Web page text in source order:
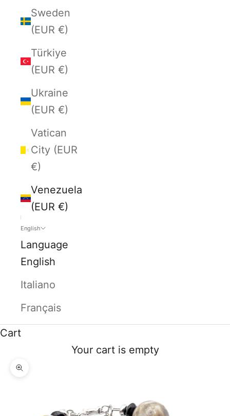
Sweden
(EUR €)
Türkiye
(EUR €)
Ukraine
(EUR €)
Vatican
City (EUR
€)
Venezuela
(EUR €)
English
Language
English
Italiano
Français
Cart
Your cart is empty
Zoom picture